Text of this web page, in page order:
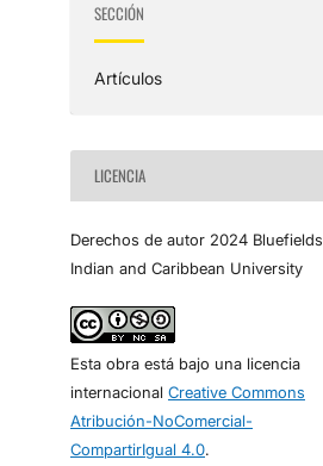
SECCIÓN
Artículos
LICENCIA
Derechos de autor 2024 Bluefields
Indian and Caribbean University
Esta obra está bajo una licencia
internacional Creative Commons
Atribución-NoComercial-
CompartirIgual 4.0.